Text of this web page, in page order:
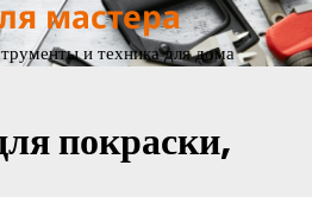
мастера
и техника для дома
покраски,